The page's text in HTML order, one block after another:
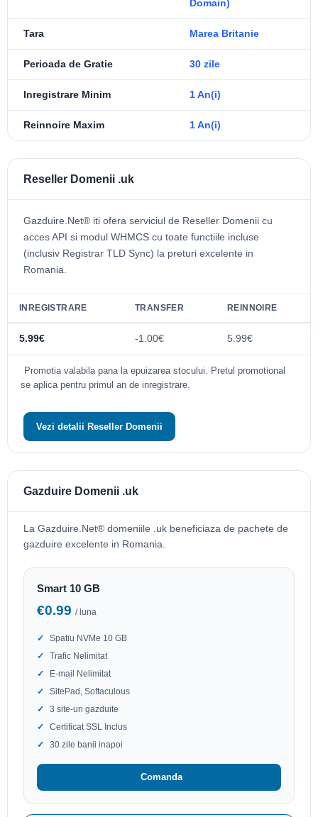
Domain)
Tara Marea Britanie
Perioada de Gratie 30 zile
Inregistrare Minim 1 An(i)
Reinnoire Maxim 1 An(i)
Reseller Domenii .uk
Gazduire.Net® iti ofera serviciul de Reseller Domenii cu
acces API si modul WHMCS cu toate functiile incluse
(inclusiv Registrar TLD Sync) la preturi excelente in
Romania.
INREGISTRARE TRANSFER REINNOIRE
5.99€ -1.00€ 5.99€
Promotia valabila pana la epuizarea stocului. Pretul promotional
se aplica pentru primul an de inregistrare.
Vezi detalii Reseller Domenii
Gazduire Domenii .uk
La Gazduire.Net® domeniile .uk beneficiaza de pachete de
gazduire excelente in Romania.
Smart 10 GB
€0.99 / luna
Spatiu NVMe 10 GB
Trafic Nelimitat
E-mail Nelimitat
SitePad, Softaculous
3 site-uri gazduite
Certificat SSL Inclus
30 zile banii inapoi
Comanda